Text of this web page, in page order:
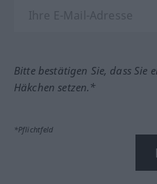
Bitte bestätigen Sie, dass Sie
Häkchen setzen.*
*Pflichtfeld